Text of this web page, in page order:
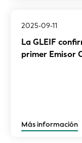
2025-09-11
La GLEIF
primer Emisor
Más información